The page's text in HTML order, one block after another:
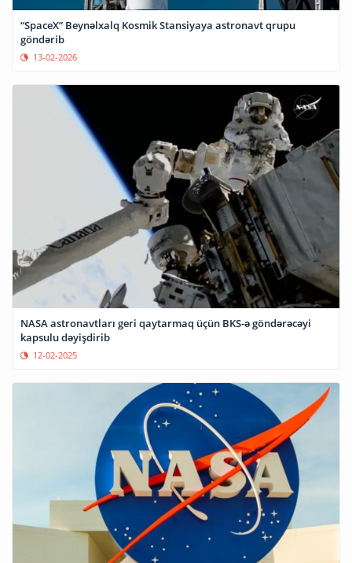
“SpaceX” Beynəlxalq Kosmik Stansiyaya astronavt qrupu
göndərib
13-02-2026
NASA astronavtları geri qaytarmaq üçün BKS-ə göndərəcəyi
kapsulu dəyişdirib
12-02-2025